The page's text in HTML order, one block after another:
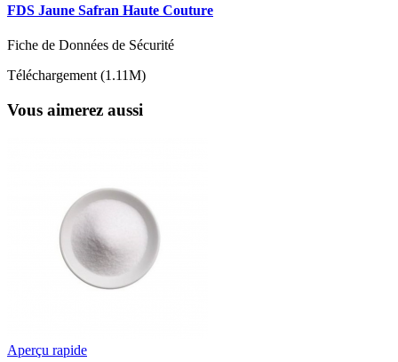
FDS Jaune Safran Haute Couture
Fiche de Données de Sécurité
Téléchargement (1.11M)
Vous aimerez aussi
Aperçu rapide